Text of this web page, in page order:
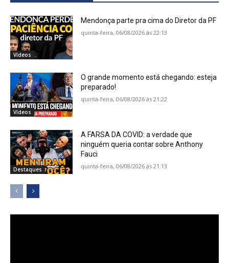
Vídeos
Mendonça parte pra cima do Diretor da PF
quinta-feira, 06/08/2026 ás 22:13
Vídeos
O grande momento está chegando: esteja
preparado!
quinta-feira, 06/08/2026 ás 21:22
Destaques
A FARSA DA COVID: a verdade que
ninguém queria contar sobre Anthony
Fauci
quinta-feira, 06/08/2026 ás 21:13